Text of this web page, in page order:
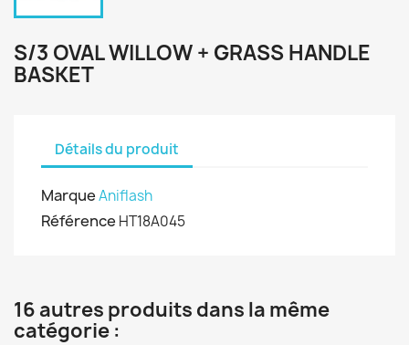
S/3 OVAL WILLOW + GRASS HANDLE
BASKET
Détails du produit
MarqueAniflash
Référence HT18A045
16 autres produits dans la même
catégorie :